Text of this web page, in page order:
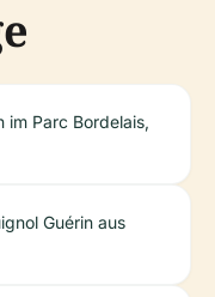
im Parc Bordelais,
Guérin aus